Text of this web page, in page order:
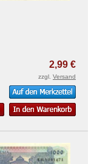
2,99 €
zzgl. Versand